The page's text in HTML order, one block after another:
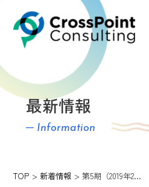
最新情報
─ Information
TOP 新着情報 第5期（2019年2…